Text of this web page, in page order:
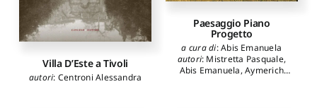
Villa D’Este a Tivoli
autori: Centroni Alessandra
Paesaggio Piano
Progetto
a cura di:Abis Emanuela
autori: Mistretta Pasquale,
Abis Emanuela,Aymerich